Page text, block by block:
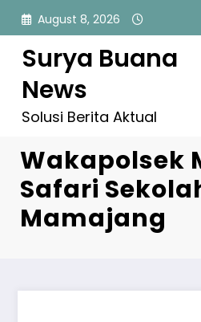
Skip
content
August 8, 2026
Surya Buana
News
Solusi Berita Aktual
Wakapolsek
Safari
Mamajang